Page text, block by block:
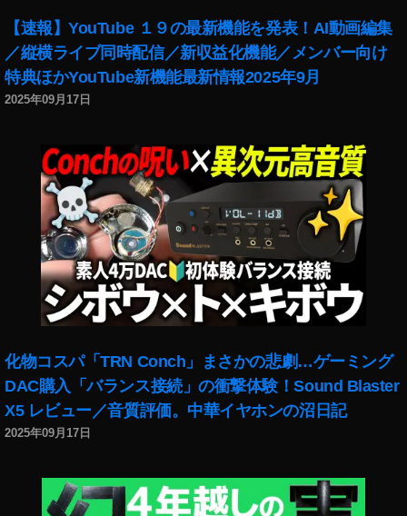
【速報】YouTube １９の最新機能を発表！AI動画編集
／縦横ライブ同時配信／新収益化機能／メンバー向け
特典ほかYouTube新機能最新情報2025年9月
2025年09月17日
化物コスパ「TRN Conch」まさかの悲劇…ゲーミング
DAC購入「バランス接続」の衝撃体験！Sound Blaster
X5 レビュー／音質評価。中華イヤホンの沼日記
2025年09月17日